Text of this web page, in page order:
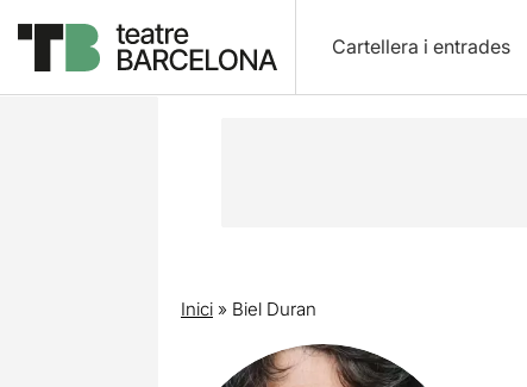
Cartellera i entrades
Inici» Biel Duran